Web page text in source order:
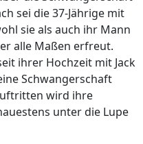
sei die 37-Jährige mit
sie als auch ihr Mann
alle Maßen erfreut.
ihrer Hochzeit mit Jack
Schwangerschaft
wird ihre
unter die Lupe